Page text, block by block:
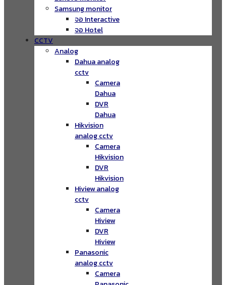
Samsung monitor
จอ Interactive
จอ Hotel
CCTV
Analog
Dahua analog
cctv
Camera
Dahua
DVR
Dahua
Hikvision
analog cctv
Camera
Hikvision
DVR
Hikvision
Hiview analog
cctv
Camera
Hiview
DVR
Hiview
Panasonic
analog cctv
Camera